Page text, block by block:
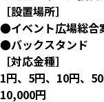
［設置場所］
●イベント広場総合
●バックスタンド
［対応金種］
1円、5円、10円、
10,000円